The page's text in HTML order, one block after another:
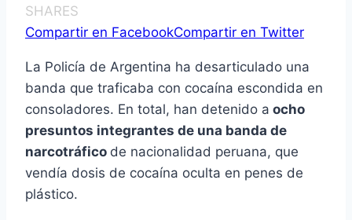
SHARES
Compartir en FacebookCompartir en Twitter
La Policía de Argentina ha desarticulado una
banda que traficaba con cocaína escondida en
consoladores. En total, han detenido a ocho
presuntos integrantes de una banda de
narcotráfico de nacionalidad peruana, que
vendía dosis de cocaína oculta en penes de
plástico.